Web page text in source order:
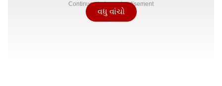
Continues below advertisement
વધુ વાંચો